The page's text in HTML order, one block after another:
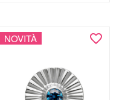
NOVITÀ